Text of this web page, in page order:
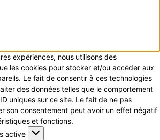
expériences, nous utilisons des
les cookies pour stocker et/ou accéder aux
Le fait de consentir à ces technologies
des données telles que le comportement
uniques sur ce site. Le fait de ne pas
son consentement peut avoir un effet négatif
et fonctions.
active